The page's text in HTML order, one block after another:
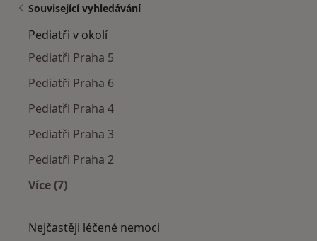
Související vyhledávání
Pediatři v okolí
Pediatři Praha 5
Pediatři Praha 6
Pediatři Praha 4
Pediatři Praha 3
Pediatři Praha 2
Více (7)
Nejčastěji léčené nemoci